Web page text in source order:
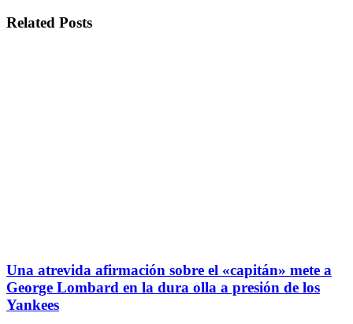
Related Posts
Una atrevida afirmación sobre el «capitán» mete a
George Lombard en la dura olla a presión de los
Yankees